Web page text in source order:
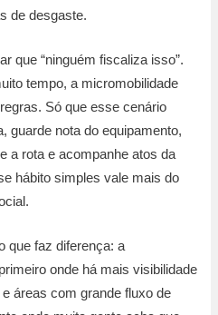
de desgaste.
que “ninguém fiscaliza isso”.
tempo, a micromobilidade
Só que esse cenário
guarde nota do equipamento,
a rota e acompanhe atos da
hábito simples vale mais do
que faz diferença: a
onde há mais visibilidade
áreas com grande fluxo de